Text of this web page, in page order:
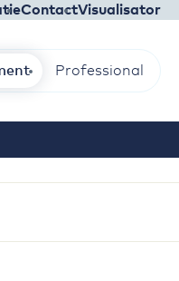
ContactVisualisator
Professional